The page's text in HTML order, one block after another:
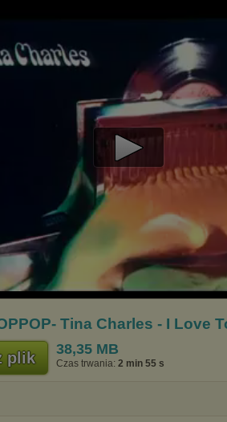
Play
Tina Charles - I Love
plik 38,35 MB
Czas trwania: 2 min 55 s